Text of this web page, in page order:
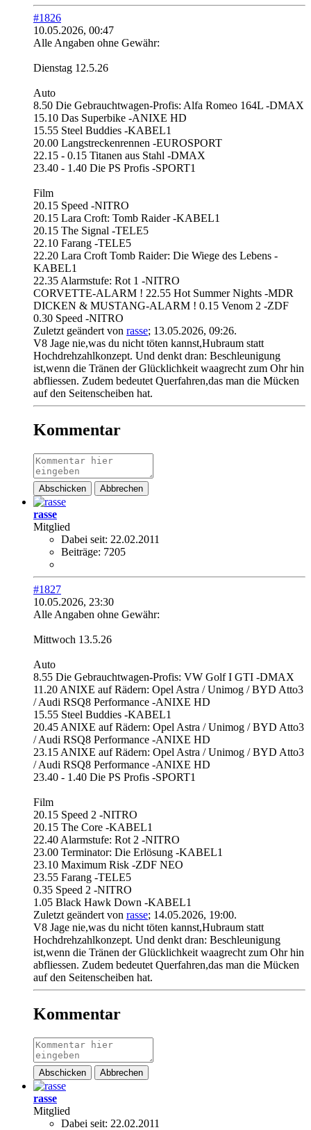
#1826
10.05.2026, 00:47
Alle Angaben ohne Gewähr:
Dienstag 12.5.26
Auto
8.50 Die Gebrauchtwagen-Profis: Alfa Romeo 164L -DMAX
15.10 Das Superbike -ANIXE HD
15.55 Steel Buddies -KABEL1
20.00 Langstreckenrennen -EUROSPORT
22.15 - 0.15 Titanen aus Stahl -DMAX
23.40 - 1.40 Die PS Profis -SPORT1
Film
20.15 Speed -NITRO
20.15 Lara Croft: Tomb Raider -KABEL1
20.15 The Signal -TELE5
22.10 Farang -TELE5
22.20 Lara Croft Tomb Raider: Die Wiege des Lebens -
KABEL1
22.35 Alarmstufe: Rot 1 -NITRO
CORVETTE-ALARM ! 22.55 Hot Summer Nights -MDR
DICKEN & MUSTANG-ALARM ! 0.15 Venom 2 -ZDF
0.30 Speed -NITRO
Zuletzt geändert von rasse; 13.05.2026, 09:26.
V8 Jage nie,was du nicht töten kannst,Hubraum statt
Hochdrehzahlkonzept. Und denkt dran: Beschleunigung
ist,wenn die Tränen der Glücklichkeit waagrecht zum Ohr hin
abfliessen. Zudem bedeutet Querfahren,das man die Mücken
auf den Seitenscheiben hat.
Kommentar
Abschicken Abbrechen
rasse
Mitglied
Dabei seit: 22.02.2011
Beiträge: 7205
#1827
10.05.2026, 23:30
Alle Angaben ohne Gewähr:
Mittwoch 13.5.26
Auto
8.55 Die Gebrauchtwagen-Profis: VW Golf I GTI -DMAX
11.20 ANIXE auf Rädern: Opel Astra / Unimog / BYD Atto3
/ Audi RSQ8 Performance -ANIXE HD
15.55 Steel Buddies -KABEL1
20.45 ANIXE auf Rädern: Opel Astra / Unimog / BYD Atto3
/ Audi RSQ8 Performance -ANIXE HD
23.15 ANIXE auf Rädern: Opel Astra / Unimog / BYD Atto3
/ Audi RSQ8 Performance -ANIXE HD
23.40 - 1.40 Die PS Profis -SPORT1
Film
20.15 Speed 2 -NITRO
20.15 The Core -KABEL1
22.40 Alarmstufe: Rot 2 -NITRO
23.00 Terminator: Die Erlösung -KABEL1
23.10 Maximum Risk -ZDF NEO
23.55 Farang -TELE5
0.35 Speed 2 -NITRO
1.05 Black Hawk Down -KABEL1
Zuletzt geändert von rasse; 14.05.2026, 19:00.
V8 Jage nie,was du nicht töten kannst,Hubraum statt
Hochdrehzahlkonzept. Und denkt dran: Beschleunigung
ist,wenn die Tränen der Glücklichkeit waagrecht zum Ohr hin
abfliessen. Zudem bedeutet Querfahren,das man die Mücken
auf den Seitenscheiben hat.
Kommentar
Abschicken Abbrechen
rasse
Mitglied
Dabei seit: 22.02.2011